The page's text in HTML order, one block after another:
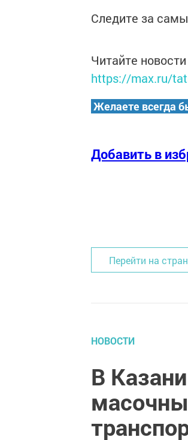
Следите за
Читайте
https://max.ru/
Желаете всегда
Добавить в
Перейти на
НОВОСТИ
В